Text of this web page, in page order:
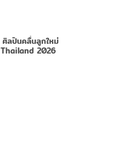
ลปินคลื่นลูกใหม่
Thailand 2026